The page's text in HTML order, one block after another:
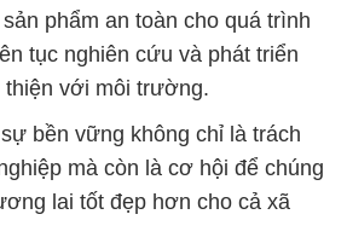
phẩm an toàn cho quá trình
tục nghiên cứu và phát triển
thiện với môi trường.
bền vững không chỉ là trách
mà còn là cơ hội để chúng
lai tốt đẹp hơn cho cả xã